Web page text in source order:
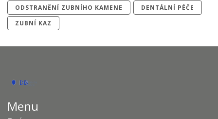
ODSTRANĚNÍ ZUBNÍHO KAMENE
DENTÁLNÍ PÉČE
ZUBNÍ KAZ
Menu